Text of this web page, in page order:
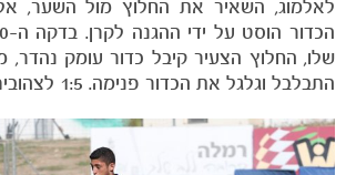
כרטיסים
לאלמוג, השאיר את החלוץ מול השער,
שלו, החלוץ הצעיר קיבל כדור עומק נהדר,
התבלבל וגלגל את הכדור פנימה. 1:5 לצהובים גם בסיום.